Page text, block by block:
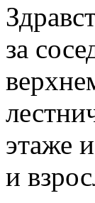
за
этаже
и